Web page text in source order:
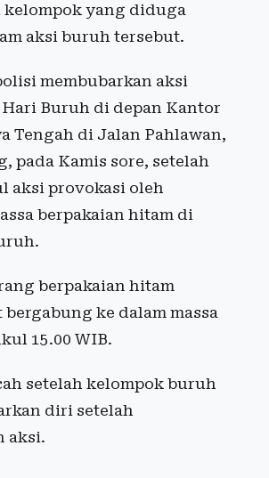
yang diduga
aksi buruh tersebut.
membubarkan aksi
Buruh di depan Kantor
Tengah di Jalan Pahlawan,
pada Kamis sore, setelah
aksi provokasi oleh
berpakaian hitam di
berpakaian hitam
ke dalam massa
15.00 WIB.
setelah kelompok buruh
diri setelah
aksi.